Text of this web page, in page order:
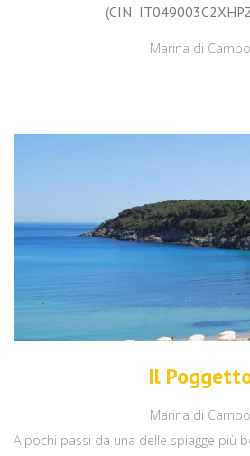
(CIN:
Marina di Campo
Il
Marina di Campo
A pochi passi da una delle spiagge più